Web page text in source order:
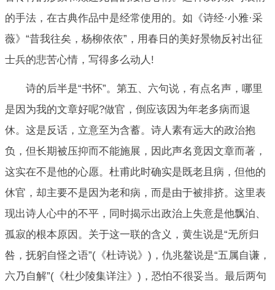
的手法，在古典作品中是经常使用的。如《诗经·小雅·采
薇》“昔我往矣，杨柳依依”，用春日的美好景物反衬出征
士兵的悲苦心情，写得多么动人!
诗的后半是“书怀”。第五、六句说，有点名声，哪里
是因为我的文章好呢?做官，倒应该因为年老多病而退
休。这是反话，立意至为含蓄。诗人素有远大的政治抱
负，但长期被压抑而不能施展，因此声名竟因文章而著，
这实在不是他的心愿。杜甫此时确实是既老且病，但他的
休官，却主要不是因为老和病，而是由于被排挤。这里表
现出诗人心中的不平，同时揭示出政治上失意是他飘泊、
孤寂的根本原因。关于这一联的含义，黄生说是“无所归
咎，抚躬自怪之语”(《杜诗说》)，仇兆鳌说是“五属自谦，
六乃自解”(《杜少陵集详注》)，恐怕不很妥当。最后两句